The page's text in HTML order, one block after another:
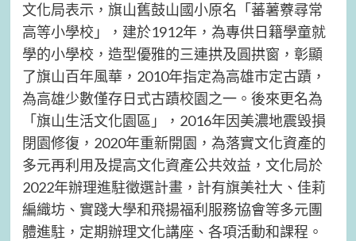
文化局表示，旗山舊鼓山國小原名「蕃薯藔尋常
高等小學校」，建於1912年，為專供日籍學童就
學的小學校，造型優雅的三連拱及圓拱窗，彰顯
了旗山百年風華，2010年指定為高雄市定古蹟，
為高雄少數僅存日式古蹟校園之一。後來更名為
「旗山生活文化園區」，2016年因美濃地震毀損
閉園修復，2020年重新開園，為落實文化資產的
多元再利用及提高文化資產公共效益，文化局於
2022年辦理進駐徵選計畫，計有旗美社大、佳莉
編織坊、實踐大學和飛揚福利服務協會等多元團
體進駐，定期辦理文化講座、各項活動和課程。